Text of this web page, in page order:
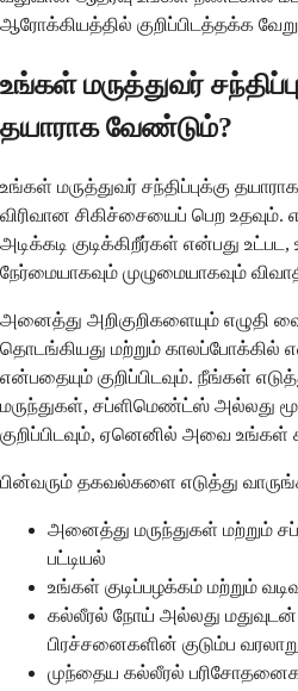
ஆரோக்கியத்தில் குறிப்பிடத்தக்க
உங்கள் மருத்துவர்
தயாராக வேண்டும்?
உங்கள் மருத்துவர் சந்திப்புக்கு
விரிவான சிகிச்சையைப் பெற உதவும்.
அடிக்கடி குடிக்கிறீர்கள் என்பது
நேர்மையாகவும் முழுமையாகவும்
அனைத்து அறிகுறிகளையும் எழுதி
தொடங்கியது மற்றும் காலப்போக்கில்
என்பதையும் குறிப்பிடவும். நீங்கள்
மருந்துகள், சப்ளிமெண்ட்ஸ் அல்லது
குறிப்பிடவும், ஏனெனில் அவை உங்கள்
பின்வரும் தகவல்களை எடுத்து
அனைத்து மருந்துகள் மற்றும்
பட்டியல்
உங்கள் குடிப்பழக்கம் மற்றும்
கல்லீரல் நோய் அல்லது
பிரச்சனைகளின் குடும்ப வரலாறு
முந்தைய கல்லீரல்